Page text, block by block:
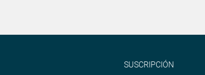
SUSCRIPCIÓN